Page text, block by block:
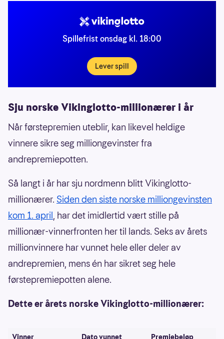
Spillefrist onsdag kl. 18:00
Lever spill
Sju norske Vikinglotto-millionærer i år
Når førstepremien uteblir, kan likevel heldige
vinnere sikre seg milliongevinster fra
andrepremiepotten.
Så langt i år har sju nordmenn blitt Vikinglotto-
millionærer. Siden den siste norske milliongevinsten
kom 1. april, har det imidlertid vært stille på
millionær-vinnerfronten her til lands. Seks av årets
millionvinnere har vunnet hele eller deler av
andrepremien, mens én har sikret seg hele
førstepremiepotten alene.
Dette er årets norske Vikinglotto-millionærer: